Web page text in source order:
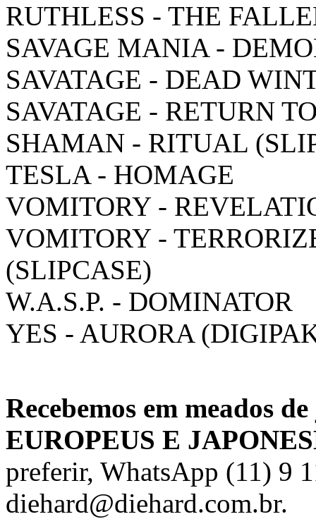
RUTHLESS - THE
SAVAGE MANIA -
SAVATAGE - DEAD
SAVATAGE - RETURN
SHAMAN - RITUAL
TESLA - HOMAGE
VOMITORY -
VOMITORY -
(SLIPCASE)
W.A.S.P. - DOMINATOR
YES - AURORA
Recebemos em meados
EUROPEUS E
preferir, WhatsApp (11) 9
diehard@diehard.com.br.